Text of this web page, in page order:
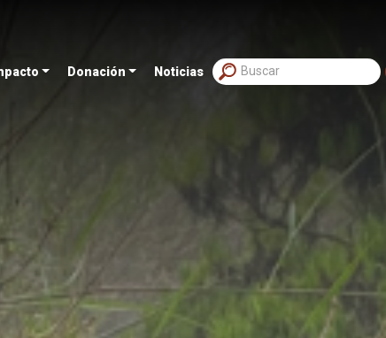
Donación Noticias